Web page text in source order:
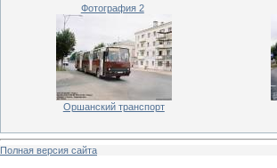
Фотография 2
Оршанский транспорт
Полная версия сайта